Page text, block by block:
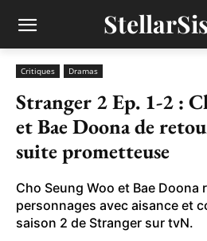
Critiques Dramas
Stranger 2 Ep. 1-2 :
et Bae Doona de
suite prometteuse
Cho Seung Woo et Bae Doona
personnages avec aisance et
saison 2 de Stranger sur tvN.